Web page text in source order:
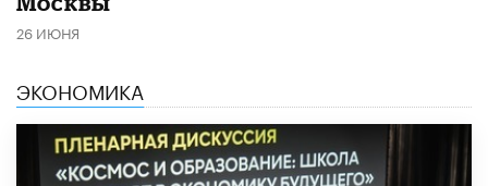
26 ИЮНЯ
ЭКОНОМИКА